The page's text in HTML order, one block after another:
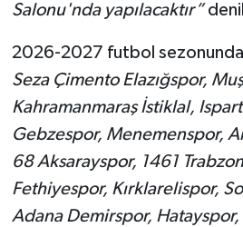
Salonu'nda yapılacaktır”
2026-2027 futbol
Seza Çimento Elazığspor,
Kahramanmaraş İstiklal,
Gebzespor, Menemenspor,
68 Aksarayspor, 1461
Fethiyespor, Kırklarelispor,
Adana Demirspor, Hatayspor,